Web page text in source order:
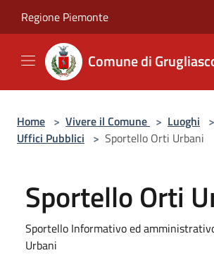
Regione Piemonte
Comune di
Home > Vivere il Comune > Luoghi >
Uffici Pubblici > Sportello Orti Urbani
Sportello Orti
Sportello Informativo ed
Urbani